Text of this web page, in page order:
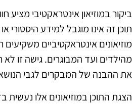
ביקור במוזיאון אינטראקטיבי
תוכן זה אינו מוגבל למידע היסטורי
מוזיאונים אינטראקטיביים
מהילדים ועד המבוגרים. גישה זו
את ההבנה של המבקרים לגבי
הצגת התוכן במוזיאונים אלו